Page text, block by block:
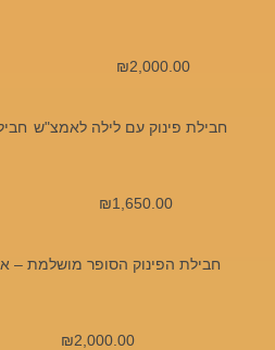
₪2,000.00
חבילת פינוק עם לילה לאמצ"ש
₪1,650.00
חבילת הפינוק הסופר מושלמת –
₪2,000.00